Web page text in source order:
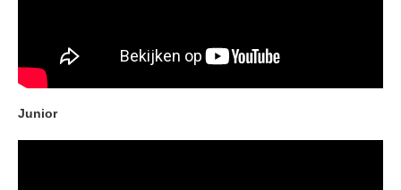
Junior